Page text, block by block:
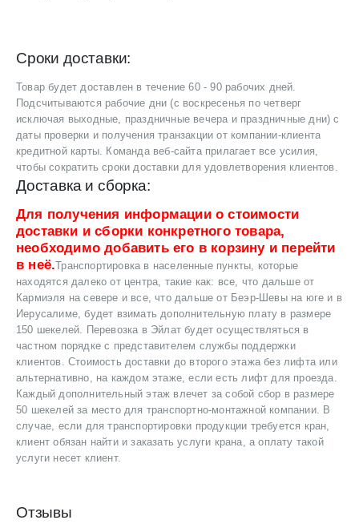
Сроки доставки:
Товар будет доставлен в течение 60 - 90 рабочих дней.
Подсчитываются рабочие дни (с воскресенья по четверг
исключая выходные, праздничные вечера и праздничные дни) с
даты проверки и получения транзакции от компании-клиента
кредитной карты. Команда веб-сайта прилагает все усилия,
чтобы сократить сроки доставки для удовлетворения клиентов.
Доставка и сборка:
Для получения информации о стоимости
доставки и сборки конкретного товара,
необходимо добавить его в корзину и перейти
в неё.Транспортировка в населенные пункты, которые
находятся далеко от центра, такие как: все, что дальше от
Кармиэля на севере и все, что дальше от Беэр-Шевы на юге и в
Иерусалиме, будет взимать дополнительную плату в размере
150 шекелей. Перевозка в Эйлат будет осуществляться в
частном порядке с представителем службы поддержки
клиентов. Стоимость доставки до второго этажа без лифта или
альтернативно, на каждом этаже, если есть лифт для проезда.
Каждый дополнительный этаж влечет за собой сбор в размере
50 шекелей за место для транспортно-монтажной компании. В
случае, если для транспортировки продукции требуется кран,
клиент обязан найти и заказать услуги крана, а оплату такой
услуги несет клиент.
Отзывы